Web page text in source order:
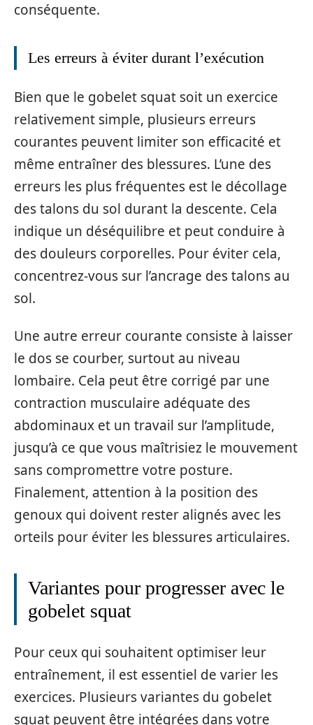
conséquente.
Les erreurs à éviter durant l’exécution
Bien que le gobelet squat soit un exercice
relativement simple, plusieurs erreurs
courantes peuvent limiter son efficacité et
même entraîner des blessures. L’une des
erreurs les plus fréquentes est le décollage
des talons du sol durant la descente. Cela
indique un déséquilibre et peut conduire à
des douleurs corporelles. Pour éviter cela,
concentrez-vous sur l’ancrage des talons au
sol.
Une autre erreur courante consiste à laisser
le dos se courber, surtout au niveau
lombaire. Cela peut être corrigé par une
contraction musculaire adéquate des
abdominaux et un travail sur l’amplitude,
jusqu’à ce que vous maîtrisiez le mouvement
sans compromettre votre posture.
Finalement, attention à la position des
genoux qui doivent rester alignés avec les
orteils pour éviter les blessures articulaires.
Variantes pour progresser avec le
gobelet squat
Pour ceux qui souhaitent optimiser leur
entraînement, il est essentiel de varier les
exercices. Plusieurs variantes du gobelet
squat peuvent être intégrées dans votre